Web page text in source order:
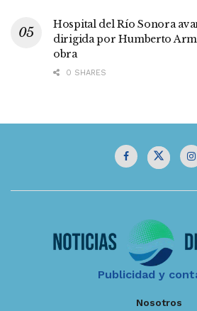
Hospital del Río Sonora
dirigida por Humberto
obra
0 SHARES
Publicidad y
Nosotros